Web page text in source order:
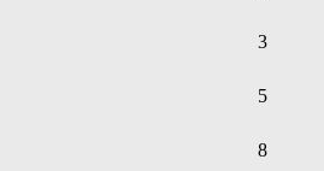
3
5
8